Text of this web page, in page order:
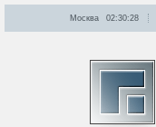
Москва 02:30:28